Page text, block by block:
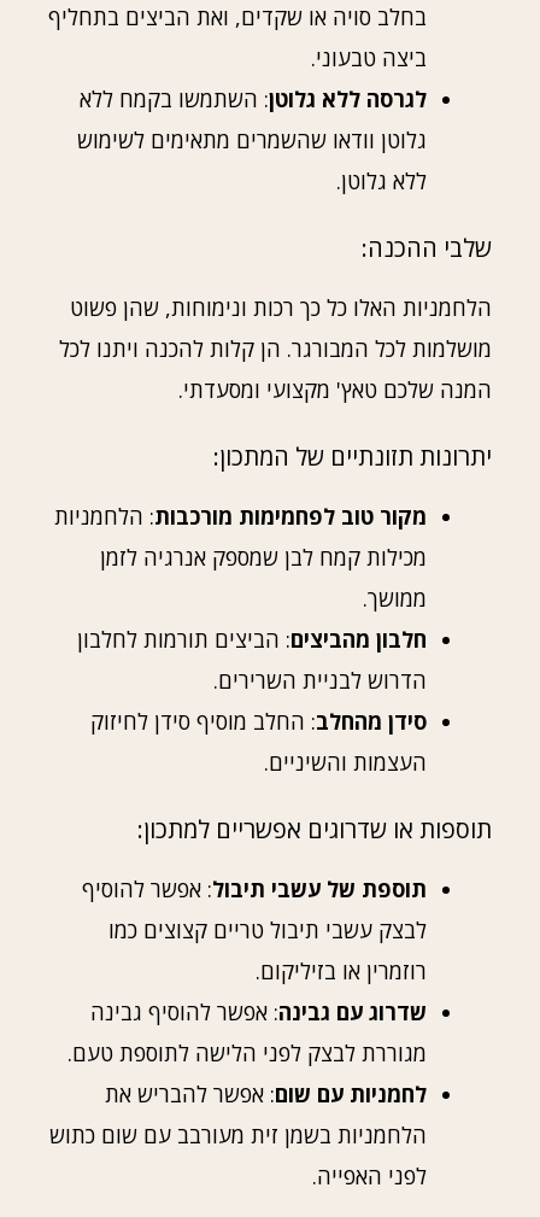
בחלב סויה או שקדים, ואת הביצים בתחליף
ביצה טבעוני.
לגרסה ללא גלוטן: השתמשו בקמח ללא
גלוטן וודאו שהשמרים מתאימים לשימוש
ללא גלוטן.
שלבי ההכנה:
הלחמניות האלו כל כך רכות ונימוחות, שהן פשוט
מושלמות לכל המבורגר. הן קלות להכנה ויתנו לכל
המנה שלכם טאץ' מקצועי ומסעדתי.
יתרונות תזונתיים של המתכון:
מקור טוב לפחמימות מורכבות: הלחמניות
מכילות קמח לבן שמספק אנרגיה לזמן
ממושך.
חלבון מהביצים: הביצים תורמות לחלבון
הדרוש לבניית השרירים.
סידן מהחלב: החלב מוסיף סידן לחיזוק
העצמות והשיניים.
תוספות או שדרוגים אפשריים למתכון:
תוספת של עשבי תיבול: אפשר להוסיף
לבצק עשבי תיבול טריים קצוצים כמו
רוזמרין או בזיליקום.
שדרוג עם גבינה: אפשר להוסיף גבינה
מגוררת לבצק לפני הלישה לתוספת טעם.
לחמניות עם שום: אפשר להבריש את
הלחמניות בשמן זית מעורבב עם שום כתוש
לפני האפייה.